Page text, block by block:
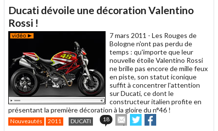
à
Ducati dévoile une décoration Valentino
Rossi !
7 mars 2011 - Les Rouges de
Bologne n'ont pas perdu de
temps : qu'importe que leur
nouvelle étoile Valentino Rossi
ne brille pas encore de mille feux
en piste, son statut iconique
suffit à concentrer l'attention
sur Ducati, ce dont le
constructeur italien profite en
présentant la première décoration à la gloire du n°46 !
Nouveautés 2011 DUCATI 18
Envoyer
cet
Partager
sur sur